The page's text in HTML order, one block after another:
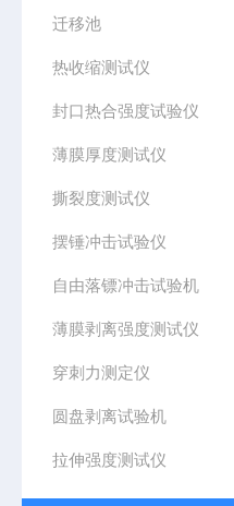
迁移池
热收缩测试仪
封口热合强度试验仪
薄膜厚度测试仪
撕裂度测试仪
摆锤冲击试验仪
自由落镖冲击试验机
薄膜剥离强度测试仪
穿刺力测定仪
圆盘剥离试验机
拉伸强度测试仪